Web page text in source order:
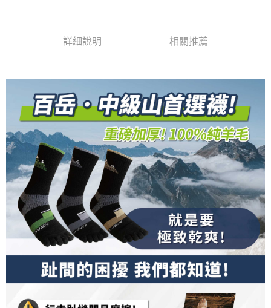
資料（包含姓名、電話或地址）提供予台灣大哥大進項蒐集、處理及利用，
由本公司與您本人進行分期帳單所需資料之確認、核對及更正。
是否繳費成功／繳費後需取消欲退款等相關疑問，請聯繫「AFTEE先享後付
易，需依本服務之必要範圍內提供個人資料，並將交易相關給付款項請求債
權轉讓予恩沛科技股份有限公司。
２．關於個人資料處理事宜，請瀏覽以下網址：
https://aftee.tw/terms/#terms3
３．未成年的使用者請事先徵得法定代理人或監護人之同意方可使用
「AFTEE先享後付」，若未經同意申辦者引起之損失，本公司不負相關責
４．使用「AFTEE先享後付」時，將依據個別帳號之用戶狀況，依本公司即
時審查核予不同之上限額度；若仍有額度不足之情形，本公司將視審查結果
請求用戶進行身份認證。
５．嚴禁一人註冊多個帳號或使用他人資訊註冊。若發現惡意使用之情形，
恩沛科技股份有限公司將有權停止該用戶之使用額度並採取法律行動。
每筆NT$100，滿NT$1,000(含以上)免運費
宅配(離島)
每筆NT$135，滿NT$1,500(含以上)免運費
順豐 查看運費
詳細說明 相關推薦